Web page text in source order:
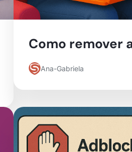
Como remover
Ana-Gabriela